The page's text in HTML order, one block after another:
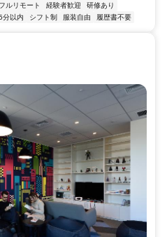
フルリモート 経験者歓迎
研修あり
分以内 シフト制 服装自由 履歴書不要